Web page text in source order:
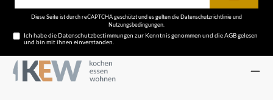
Diese Seite ist durch reCAPTCHA geschützt und es gelten dieDatenschutzrichtlinieund
Nutzungsbedingungen
Ich habe dieDatenschutzbestimmungen zur Kenntnis genommen und dieAGBgelesen
und bin mit ihnen einverstanden.